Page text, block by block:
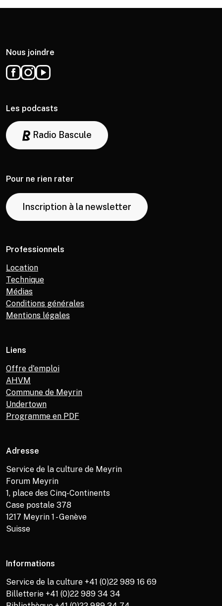
Nous joindre
Les podcasts
Radio Bascule
Pour ne rien rater
Inscription à la newsletter
Professionnels
Location
Technique
Médias
Conditions générales
Mentions légales
Liens
Offre d'emploi
AHVM
Commune de Meyrin
Undertown
Programme en PDF
Adresse
Service de la culture de Meyrin
Forum Meyrin
1, place des Cinq-Continents
Case postale 378
1217 Meyrin 1 - Genève
Suisse
Informations
Service de la culture +41 (0)22 989 16 69
Billetterie +41 (0)22 989 34 34